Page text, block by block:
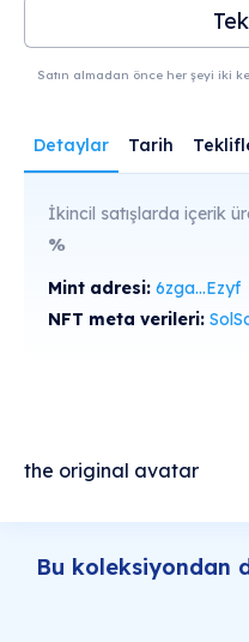
Satın almadan önce her şeyi iki
Detaylar Tarih
İkincil satışlarda içerik
%
Mint adresi: 6zga...Ezyf
NFT meta verileri:
the original avatar
Bu koleksiyondan